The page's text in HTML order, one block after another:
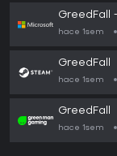
GreedFall
hace 1sem
GreedFall
hace 1sem
GreedFall
hace 1sem